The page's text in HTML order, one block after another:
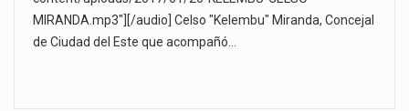
MIRANDA.mp3"][/audio] Celso "Kelembu" Miranda, Concejal
de Ciudad del Este que acompañó…